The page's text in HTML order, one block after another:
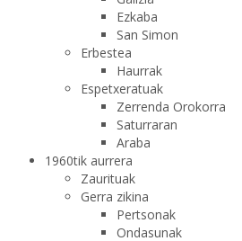
Ezkaba
San Simon
Erbestea
Haurrak
Espetxeratuak
Zerrenda Orokorra
Saturraran
Araba
1960tik aurrera
Zaurituak
Gerra zikina
Pertsonak
Ondasunak